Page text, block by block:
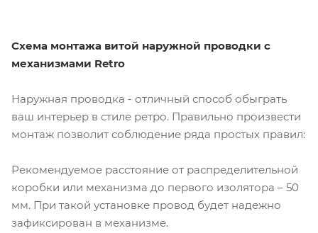
Схема монтажа витой наружной проводки с
механизмами Retro
Наружная проводка - отличный способ обыграть
ваш интерьер в стиле ретро. Правильно произвести
монтаж позволит соблюдение ряда простых правил:
Рекомендуемое расстояние от распределительной
коробки или механизма до первого изолятора – 50
мм. При такой установке провод будет надежно
зафиксирован в механизме.